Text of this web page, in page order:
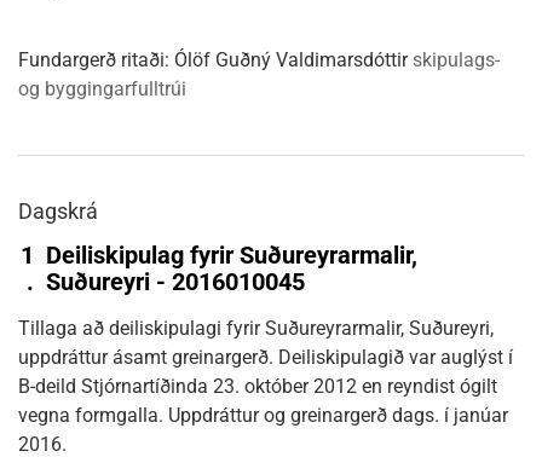
Fundargerð ritaði: Ólöf Guðný Valdimarsdóttir skipulags-
og byggingarfulltrúi
Dagskrá
1
.
Deiliskipulag fyrir Suðureyrarmalir,
Suðureyri - 2016010045
Tillaga að deiliskipulagi fyrir Suðureyrarmalir, Suðureyri,
uppdráttur ásamt greinargerð. Deiliskipulagið var auglýst í
B-deild Stjórnartíðinda 23. október 2012 en reyndist ógilt
vegna formgalla. Uppdráttur og greinargerð dags. í janúar
2016.